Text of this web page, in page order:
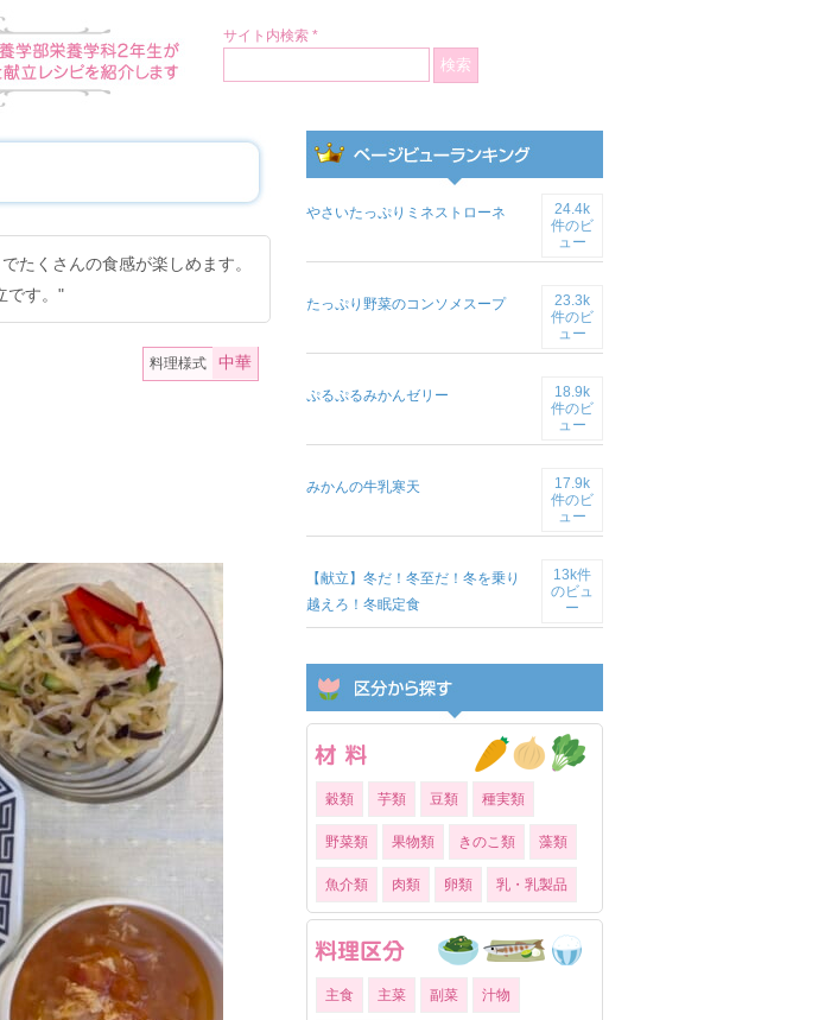
サイト内検索 *
たくさんの食感が楽しめます。
です。"
料理様式 中華
やさいたっぷりミネストローネ
24.4k
件のビ
ュー
たっぷり野菜のコンソメスープ
23.3k
件のビ
ュー
ぷるぷるみかんゼリー
18.9k
件のビ
ュー
みかんの牛乳寒天
17.9k
件のビ
ュー
【献立】冬だ！冬至だ！冬を乗り
越えろ！冬眠定食
13k件
のビュ
ー
穀類 芋類 豆類 種実類
野菜類 果物類 きのこ類 藻類
魚介類 肉類 卵類 乳・乳製品
主食 主菜 副菜 汁物